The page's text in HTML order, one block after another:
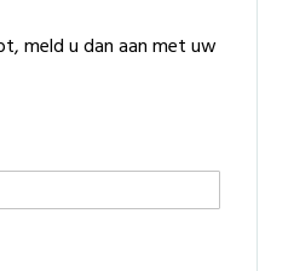
meld u dan aan met uw